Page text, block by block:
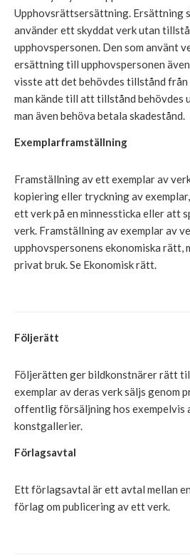
Upphovsrättsersättning. Ersättning
använder ett skyddat verk utan
upphovspersonen. Den som använt
ersättning till upphovspersonen
visste att det behövdes tillstånd från
man kände till att tillstånd behövdes
man även behöva betala skadestånd.
Exemplarframställning
Framställning av ett exemplar av
kopiering eller tryckning av
ett verk på en minnessticka eller att
verk. Framställning av exemplar av
upphovspersonens ekonomiska
privat bruk. Se Ekonomisk rätt.
Följerätt
Följerätten ger bildkonstnärer rätt
exemplar av deras verk säljs genom
offentlig försäljning hos exempelvis
konstgallerier.
Förlagsavtal
Ett förlagsavtal är ett avtal mellan
förlag om publicering av ett verk.